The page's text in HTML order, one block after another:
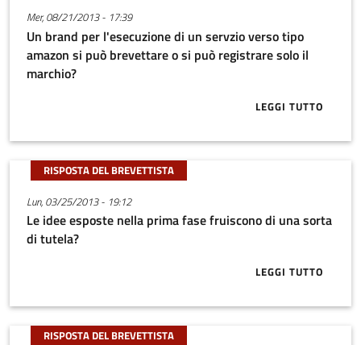
Mer, 08/21/2013 - 17:39
Un brand per l'esecuzione di un servzio verso tipo
amazon si può brevettare o si può registrare solo il
marchio?
LEGGI TUTTO
ABOUT UN
RISPOSTA DEL BREVETTISTA
Lun, 03/25/2013 - 19:12
Le idee esposte nella prima fase fruiscono di una sorta
di tutela?
LEGGI TUTTO
ABOUT LE
RISPOSTA DEL BREVETTISTA